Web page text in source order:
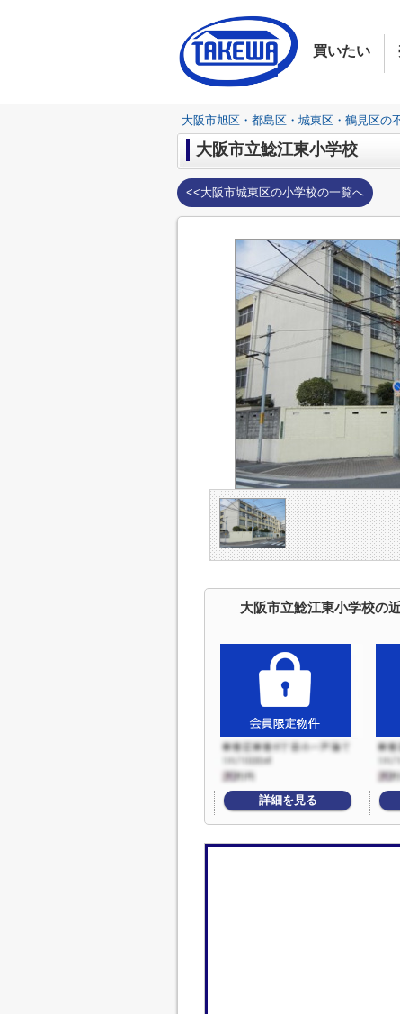
買いたい
大阪市旭区・都島区・城東区・鶴見区の
大阪市立鯰江東小学校
<<大阪市城東区の小学校の一覧へ
大阪市立鯰江東小学校の
詳細を見る